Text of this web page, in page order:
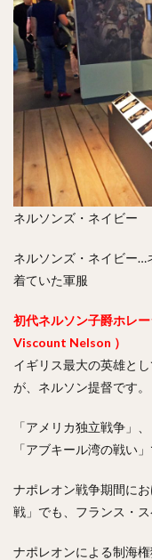
ネルソンズ・ネイビー
ネルソンズ・ネイビー…
着ていた軍服
初代ネルソン子爵ホレ
Viscount Nelson ）
イギリス最大の英雄と
が、ネルソン提督です。
「アメリカ独立戦争」
「アブキール湾の戦い
ナポレオン戦争期間に
戦」でも、フランス・
ナポレオンによる制海